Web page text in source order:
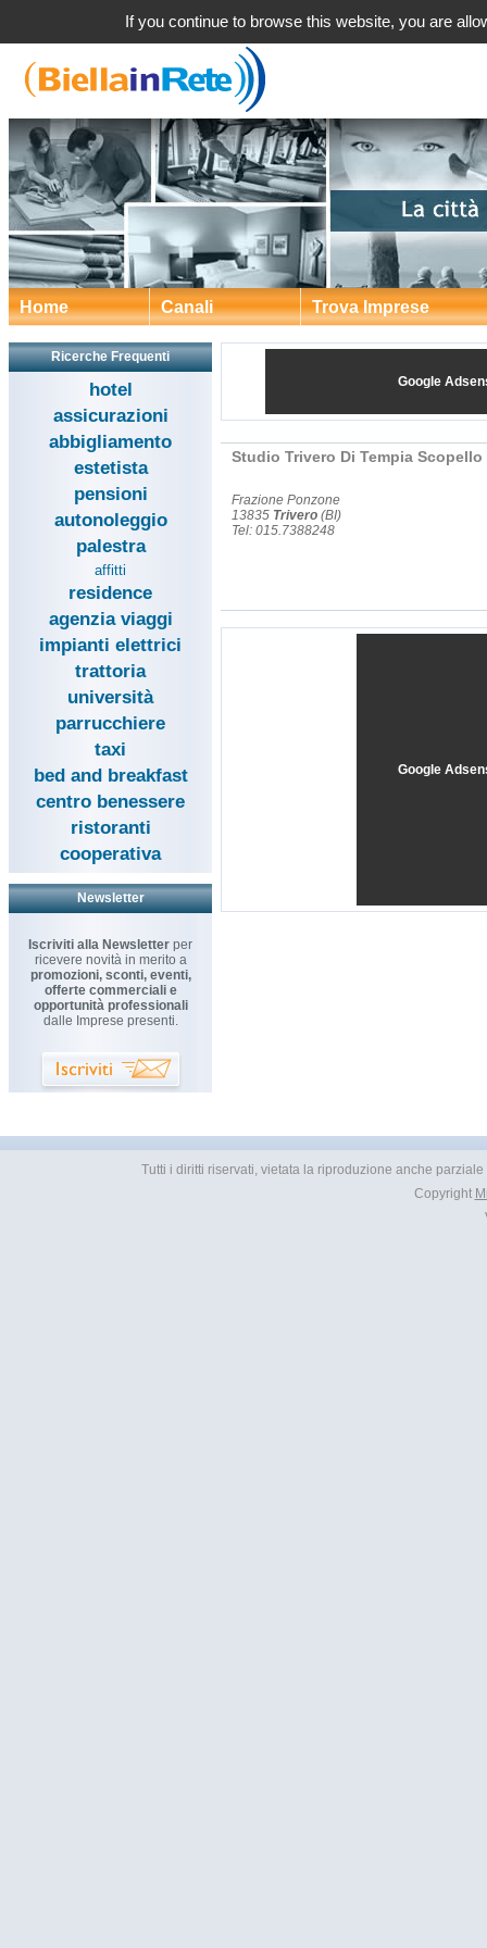
Home Canali Trova Imprese
Ricerche Frequenti
hotel
assicurazioni
abbigliamento
estetista
pensioni
autonoleggio
palestra
affitti
residence
agenzia viaggi
impianti elettrici
trattoria
università
parrucchiere
taxi
bed and breakfast
centro benessere
ristoranti
cooperativa
Newsletter
Iscriviti alla Newsletter per
ricevere novità in merito a
promozioni, sconti, eventi,
offerte commerciali e
opportunità professionali
dalle Imprese presenti.
Google
Studio Trivero Di Tempia Scopello
Frazione Ponzone
13835 Trivero (BI)
Tel: 015.7388248
Google
Tutti i diritti riservati, vietata la riproduzione anche
Copyright
If you continue to browse this website, you are